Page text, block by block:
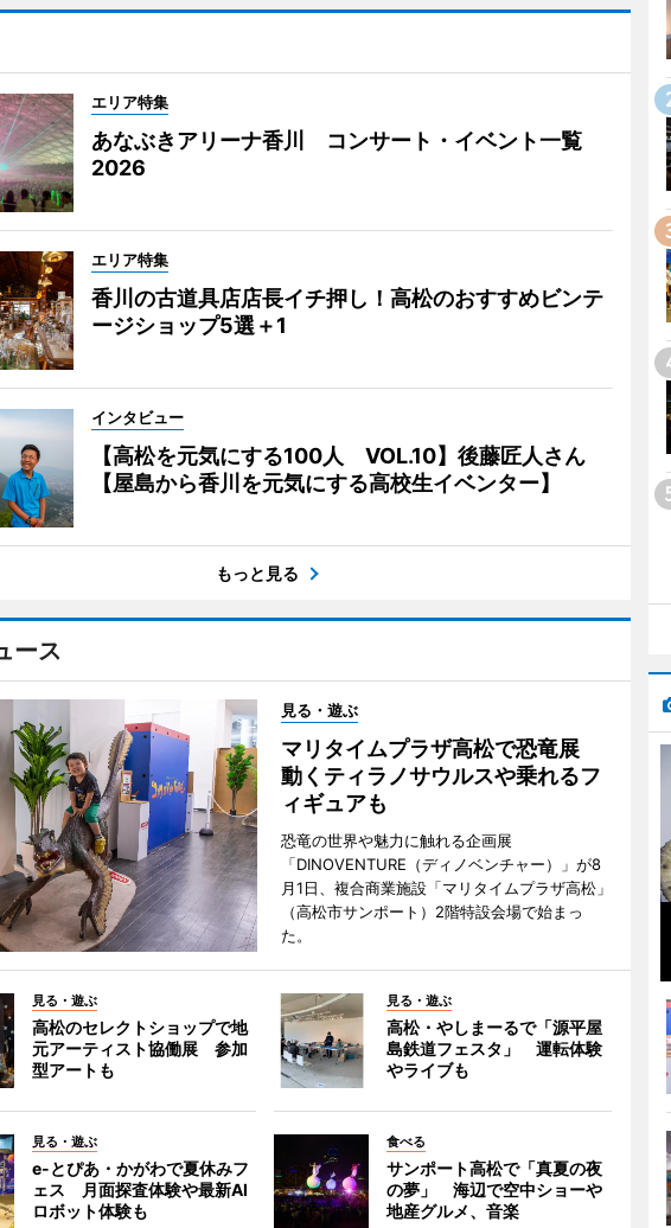
エリア特集
あなぶきアリーナ香川 コンサート・イベント一覧
2026
エリア特集
香川の古道具店店長イチ押し！高松のおすすめビンテ
ージショップ5選＋1
インタビュー
【高松を元気にする100人 VOL.10】後藤匠人さん
【屋島から香川を元気にする高校生イベンター】
もっと見る
ース
見る・遊ぶ
マリタイムプラザ高松で恐竜展
動くティラノサウルスや乗れるフ
ィギュアも
恐竜の世界や魅力に触れる企画展
「DINOVENTURE（ディノベンチャー）」が8
月1日、複合商業施設「マリタイムプラザ高松」
（高松市サンポート）2階特設会場で始まっ
た。
見る・遊ぶ
高松のセレクトショップで地
元アーティスト協働展 参加
型アートも
見る・遊ぶ
高松・やしまーるで「源平屋
島鉄道フェスタ」 運転体験
やライブも
見る・遊ぶ
e-とぴあ・かがわで夏休みフ
ェス 月面探査体験や最新AI
ロボット体験も
食べる
サンポート高松で「真夏の夜
の夢」 海辺で空中ショーや
地産グルメ、音楽